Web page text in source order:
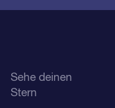
Sehe deinen
Stern